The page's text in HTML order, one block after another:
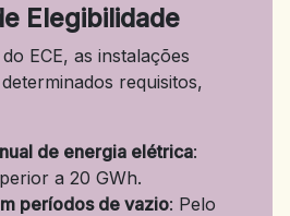
Elegibilidade
ECE, as instalações
requisitos,
de energia elétrica:
a 20 GWh.
períodos de vazio: Pelo